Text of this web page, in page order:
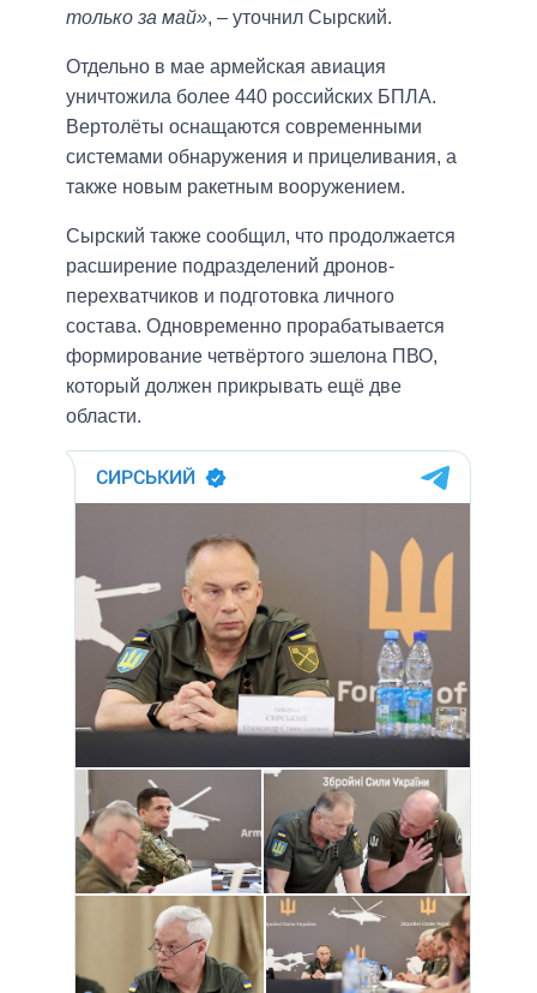
только за май», – уточнил Сырский.
Отдельно в мае армейская авиация
уничтожила более 440 российских БПЛА.
Вертолёты оснащаются современными
системами обнаружения и прицеливания, а
также новым ракетным вооружением.
Сырский также сообщил, что продолжается
расширение подразделений дронов-
перехватчиков и подготовка личного
состава. Одновременно прорабатывается
формирование четвёртого эшелона ПВО,
который должен прикрывать ещё две
области.